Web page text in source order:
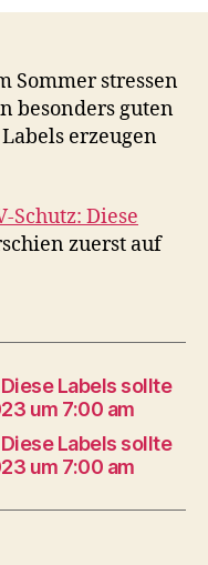
Sommer stressen
besonders guten
erzeugen
Schutz: Diese
zuerst auf
Labels sollte
um 7:00 am
Labels sollte
um 7:00 am